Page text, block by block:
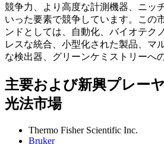
競争力、より高度な計測機器、ニッ
いった要素で競争しています。この
ンドとしては、自動化、バイオテク
レスな統合、小型化された製品、マ
な検出器、グリーンケミストリーへ
主要および新興プレー
光法市場
Thermo Fisher Scientific Inc.
Bruker